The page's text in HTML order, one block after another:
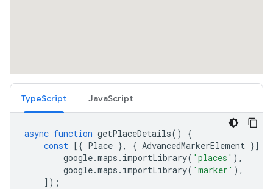
TypeScript JavaScript
async function getPlaceDetails()
{
const
[{ Place }, { AdvancedMarkerElement }]
google.maps . importLibrary( 'places' ),
google.maps . importLibrary( 'marker' ),
]);